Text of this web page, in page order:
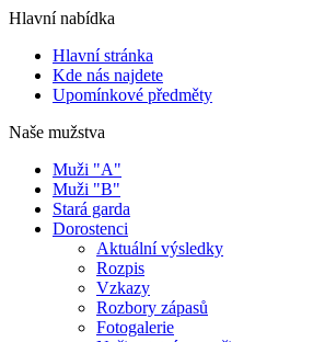
Hlavní nabídka
Hlavní stránka
Kde nás najdete
Upomínkové předměty
Naše mužstva
Muži "A"
Muži "B"
Stará garda
Dorostenci
Aktuální výsledky
Rozpis
Vzkazy
Rozbory zápasů
Fotogalerie